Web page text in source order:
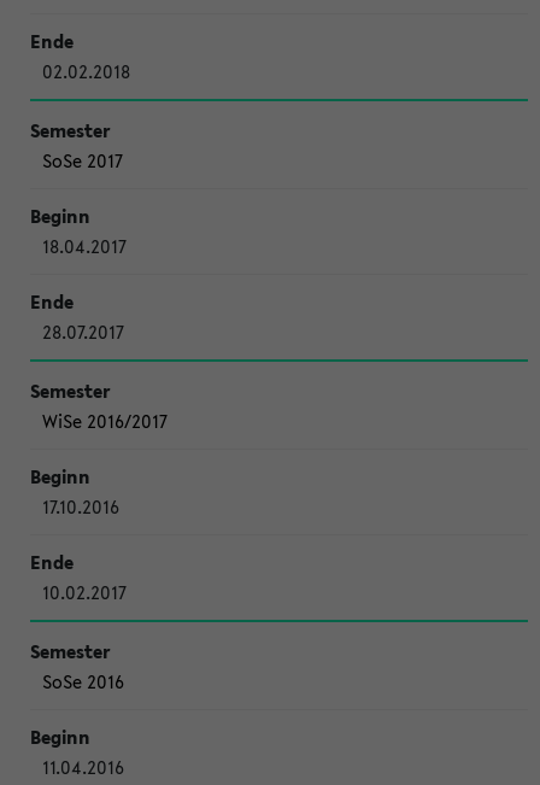
02.02.2018
SoSe 2017
18.04.2017
28.07.2017
WiSe 2016/2017
17.10.2016
10.02.2017
SoSe 2016
11.04.2016